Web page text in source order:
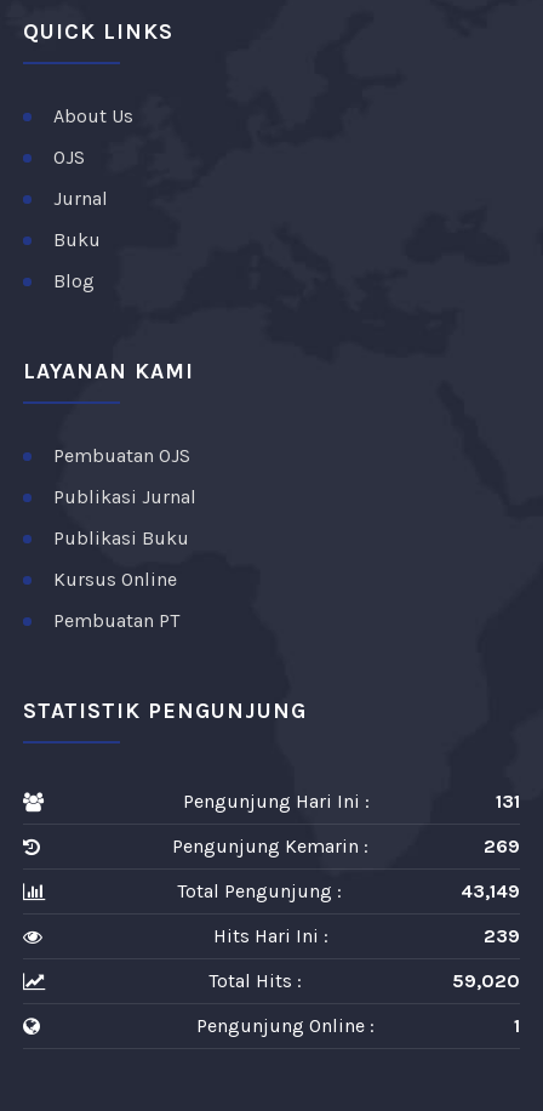
QUICK LINKS
About Us
OJS
Jurnal
Buku
Blog
LAYANAN KAMI
Pembuatan OJS
Publikasi Jurnal
Publikasi Buku
Kursus Online
Pembuatan PT
STATISTIK PENGUNJUNG
Pengunjung Hari Ini :
131
Pengunjung Kemarin :
269
Total Pengunjung :
43,149
Hits Hari Ini :
239
Total Hits :
59,020
Pengunjung Online :
1